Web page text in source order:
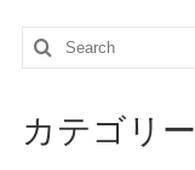
Search
for:
カテゴリー